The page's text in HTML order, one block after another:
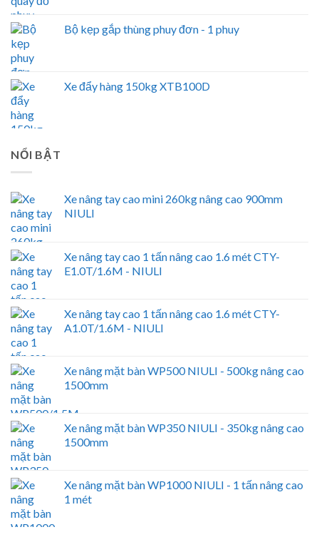
Bộ kẹp gắp thùng phuy đơn - 1 phuy
Xe đẩy hàng 150kg XTB100D
NỔI BẬT
Xe nâng tay cao mini 260kg nâng cao 900mm
NIULI
Xe nâng tay cao 1 tấn nâng cao 1.6 mét CTY-
E1.0T/1.6M - NIULI
Xe nâng tay cao 1 tấn nâng cao 1.6 mét CTY-
A1.0T/1.6M - NIULI
Xe nâng mặt bàn WP500 NIULI - 500kg nâng cao
1500mm
Xe nâng mặt bàn WP350 NIULI - 350kg nâng cao
1500mm
Xe nâng mặt bàn WP1000 NIULI - 1 tấn nâng cao
1 mét